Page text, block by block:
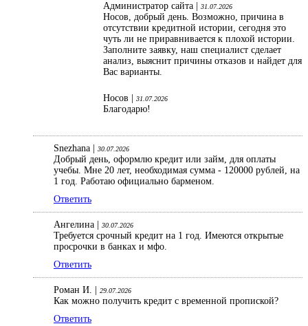
Администратор сайта |
31.07.2026
Носов, добрый день. Возможно, причина в
отсутствии кредитной истории, сегодня это
чуть ли не приравнивается к плохой истории.
Заполните заявку, наш специалист сделает
анализ, выяснит причины отказов и найдет для
Вас варианты.
Носов | 31.07.2026
Благодарю!
Snezhana | 30.07.2026
Добрый день, оформлю кредит или займ, для оплаты
учебы. Мне 20 лет, необходимая сумма - 120000 рублей, на
1 год. Работаю официально барменом.
Ответить
Ангелина | 30.07.2026
Требуется срочный кредит на 1 год. Имеются открытые
просрочки в банках и мфо.
Ответить
Роман И. | 29.07.2026
Как можно получить кредит с временной пропиской?
Ответить